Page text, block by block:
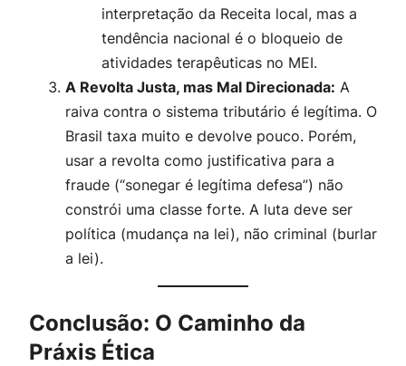
interpretação da Receita local, mas a
tendência nacional é o bloqueio de
atividades terapêuticas no MEI.
A Revolta Justa, mas Mal Direcionada: A
raiva contra o sistema tributário é legítima. O
Brasil taxa muito e devolve pouco. Porém,
usar a revolta como justificativa para a
fraude (“sonegar é legítima defesa”) não
constrói uma classe forte. A luta deve ser
política (mudança na lei), não criminal (burlar
a lei).
Conclusão: O Caminho da
Práxis Ética